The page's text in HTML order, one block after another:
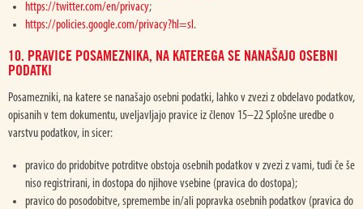
https://twitter.com/en/privacy;
https://policies.google.com/privacy?hl=sl .
10. PRAVICE POSAMEZNIKA, NA KATEREGA SE NANAŠAJO OSEBNI
PODATKI
Posamezniki, na katere se nanašajo osebni podatki, lahko v zvezi z obdelavo podatkov,
opisanih v tem dokumentu, uveljavljajo pravice iz členov 15–22 Splošne uredbe o
varstvu podatkov, in sicer:
pravico do pridobitve potrditve obstoja osebnih podatkov v zvezi z vami, tudi če še
niso registrirani, in dostopa do njihove vsebine (pravica do dostopa);
pravico do posodobitve, spremembe in/ali popravka osebnih podatkov (pravica do